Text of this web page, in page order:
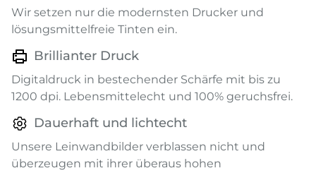
Wir setzen nur die modernsten Drucker und
lösungsmittelfreie Tinten ein.
Brillianter Druck
Digitaldruck in bestechender Schärfe mit bis zu
1200 dpi. Lebensmittelecht und 100% geruchsfrei.
Dauerhaft und lichtecht
Unsere Leinwandbilder verblassen nicht und
überzeugen mit ihrer überaus hohen